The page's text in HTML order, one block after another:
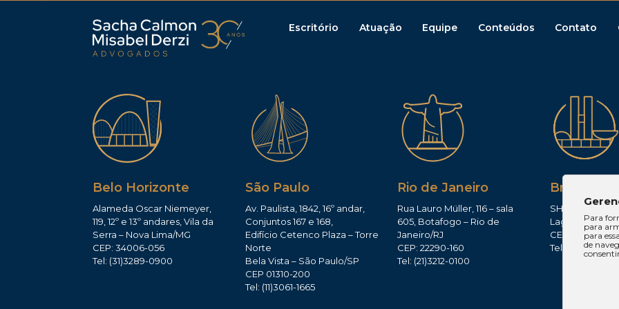
Escritório Atuação Equipe Conteúdos Contato
Belo Horizonte
Alameda Oscar Niemeyer,
119, 12º e 13º andares, Vila da
Serra – Nova Lima/MG
CEP: 34006-056
Tel: (31)3289-0900
São Paulo
Av. Paulista, 1842, 16º andar,
Conjuntos 167 e 168,
Edifício Cetenco Plaza – Torre
Norte
Bela Vista – São Paulo/SP
CEP 01310-200
Tel: (11)3061-1665
Rio de Janeiro
Rua Lauro Müller, 116 – sala
605, Botafogo – Rio de
Janeiro/RJ
CEP: 22290-160
Tel: (21)3212-0100
Brasília
SHIS QI 11,
Lago Sul –
CEP: 71625-300
Tel: (61)3224-
Para
para
para
de